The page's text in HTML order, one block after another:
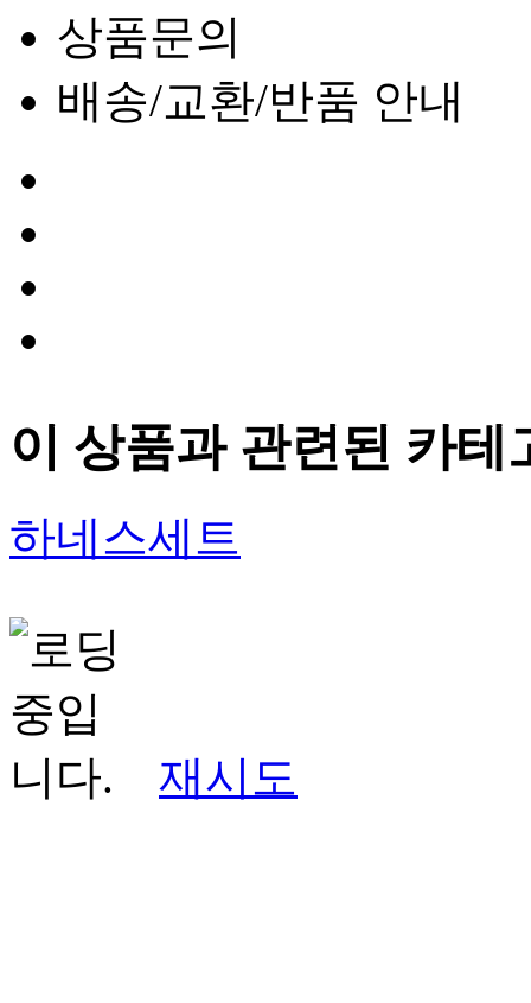
상품문의
배송/교환/반품 안내
이 상품과 관련된 카테
하네스세트
재시도